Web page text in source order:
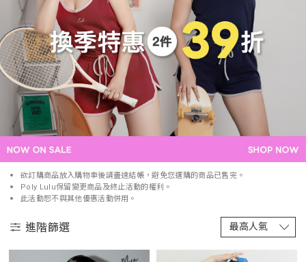
欲訂購商品放入購物車後請盡速結帳，避免您選購的商品已售完。
Poly Lulu保留變更商品及終止活動的權利。
此活動恕不與其他優惠活動併用。
進階篩選